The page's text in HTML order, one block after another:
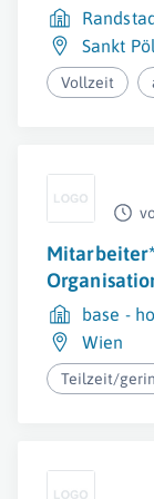
Sankt
Vollzeit
base -
Wien
Teilzeit/